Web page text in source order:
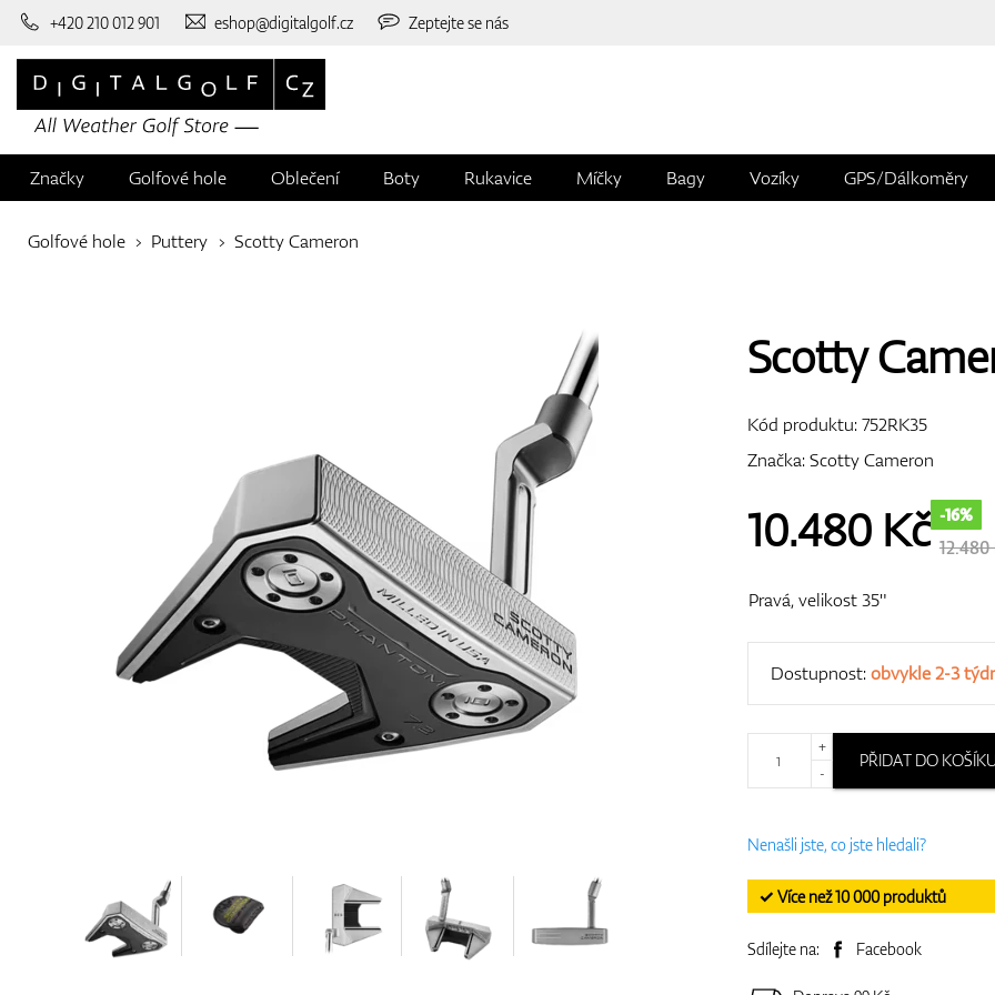
+420 210 012 901 eshop@digitalgolf.cz Zeptejte se nás
Značky Golfové hole Oblečení Boty Rukavice Míčky Bagy Vozíky GPS/Dálkoměry
Golfové hole Puttery Scotty Cameron
Scotty
Kód produktu:752RK35
Značka:Scotty Cameron
10.480Kč -16%
12.480
Pravá, velikost 35"
Dostupnost:obvykle 2-3
+
-
PŘIDAT DO
Nenašli jste, co jste hledali?
✓ Více než 10 000 produktů
Sdílejte na: Facebook